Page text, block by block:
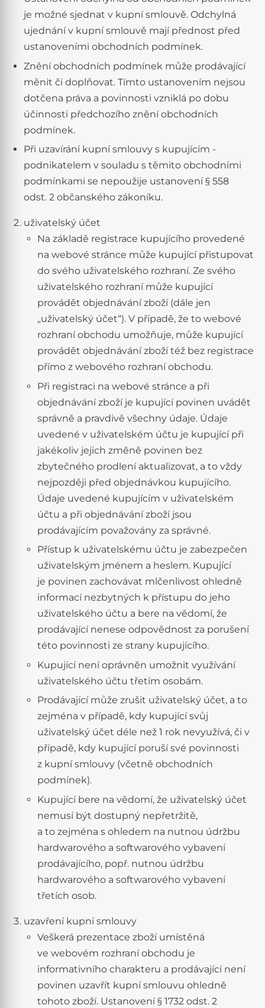
je možné sjednat v kupní smlouvě. Odchylná
ujednání v kupní smlouvě mají přednost před
ustanoveními obchodních podmínek.
Znění obchodních podmínek může prodávající
měnit či doplňovat. Tímto ustanovením nejsou
dotčena práva a povinnosti vzniklá po dobu
účinnosti předchozího znění obchodních
podmínek.
Při uzavírání kupní smlouvy s kupujícím -
podnikatelem v souladu s těmito obchodními
podmínkami se nepoužije ustanovení § 558
odst. 2 občanského zákoníku.
uživatelský účet
Na základě registrace kupujícího provedené
na webové stránce může kupující přistupovat
do svého uživatelského rozhraní. Ze svého
uživatelského rozhraní může kupující
provádět objednávání zboží (dále jen
„uživatelský účet“). V případě, že to webové
rozhraní obchodu umožňuje, může kupující
provádět objednávání zboží též bez registrace
přímo z webového rozhraní obchodu.
Při registraci na webové stránce a při
objednávání zboží je kupující povinen uvádět
správně a pravdivě všechny údaje. Údaje
uvedené v uživatelském účtu je kupující při
jakékoliv jejich změně povinen bez
zbytečného prodlení aktualizovat, a to vždy
nejpozději před objednávkou kupujícího.
Údaje uvedené kupujícím v uživatelském
účtu a při objednávání zboží jsou
prodávajícím považovány za správné.
Přístup k uživatelskému účtu je zabezpečen
uživatelským jménem a heslem. Kupující
je povinen zachovávat mlčenlivost ohledně
informací nezbytných k přístupu do jeho
uživatelského účtu a bere na vědomí, že
prodávající nenese odpovědnost za porušení
této povinnosti ze strany kupujícího.
Kupující není oprávněn umožnit využívání
uživatelského účtu třetím osobám.
Prodávající může zrušit uživatelský účet, a to
zejména v případě, kdy kupující svůj
uživatelský účet déle než 1 rok nevyužívá, či v
případě, kdy kupující poruší své povinnosti
z kupní smlouvy (včetně obchodních
podmínek).
Kupující bere na vědomí, že uživatelský účet
nemusí být dostupný nepřetržitě,
a to zejména s ohledem na nutnou údržbu
hardwarového a softwarového vybavení
prodávajícího, popř. nutnou údržbu
hardwarového a softwarového vybavení
třetích osob.
uzavření kupní smlouvy
Veškerá prezentace zboží umístěná
ve webovém rozhraní obchodu je
informativního charakteru a prodávající není
povinen uzavřít kupní smlouvu ohledně
tohoto zboží. Ustanovení § 1732 odst. 2